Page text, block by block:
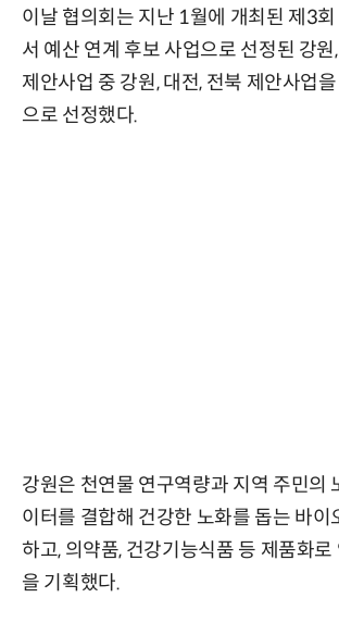
이날 협의회는 지난 1월에 개최된 제3회
서 예산 연계 후보 사업으로 선정된 강원
제안사업 중 강원, 대전, 전북 제안사업
으로 선정했다.
강원은 천연물 연구역량과 지역 주민의
이터를 결합해 건강한 노화를 돕는 바이
하고, 의약품, 건강기능식품 등 제품화로
을 기획했다.